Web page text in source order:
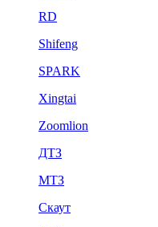
RD
Shifeng
SPARK
Xingtai
Zoomlion
ДТЗ
МТЗ
Скаут